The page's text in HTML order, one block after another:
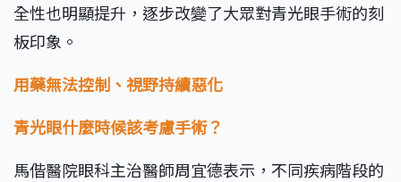
全性也明顯提升，逐步改變了大眾對青光眼手術的刻
板印象。
用藥無法控制、視野持續惡化
青光眼什麼時候該考慮手術？
馬偕醫院眼科主治醫師周宜德表示，不同疾病階段的